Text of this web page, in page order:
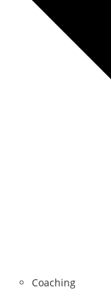
Coaching